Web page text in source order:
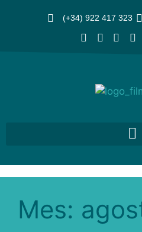
(+34) 922 417 323
Mes: